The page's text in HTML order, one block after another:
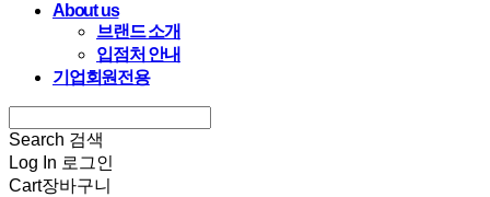
About us
브랜드 소개
입점처 안내
기업회원전용
Search 검색
Log In 로그인
Cart장바구니